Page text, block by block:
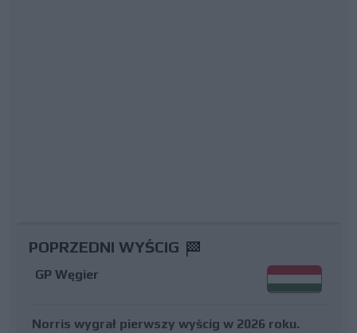
POPRZEDNI WYŚCIG
GP Węgier
Norris wygrał pierwszy wyścig w 2026 roku.